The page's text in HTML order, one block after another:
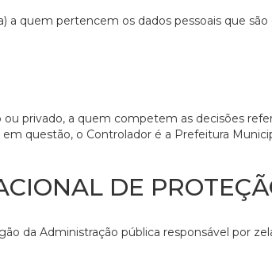
a quem pertencem os dados pessoais que
privado, a quem competem as decisões
questão, o Controlador é a Prefeitura
DE
da Administração pública responsável por